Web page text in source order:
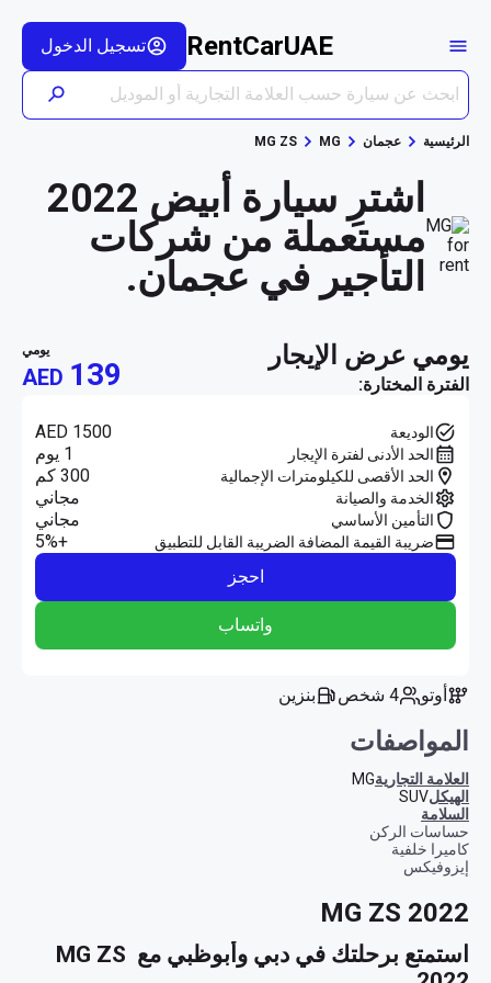
RentCarUAE تسجيل الدخول
الرئيسية عجمان MG
MG ZS
اشترِ سيارة أبيض 2022
مستعملة من شركات
التأجير في عجمان.
يومي عرض الإيجار
الفترة المختارة:
يومي
AED 139
الوديعة AED 1500
الحد الأدنى لفترة الإيجار 1 يوم
الحد الأقصى للكيلومترات الإجمالية 300 كم
الخدمة والصيانة مجاني
التأمين الأساسي مجاني
ضريبة القيمة المضافة الضريبة القابل للتطبيق
+5%
احجز
واتساب
أوتو 4 شخص بنزين
المواصفات
العلامة التجاريةMG
الهيكلSUV
السلامة
حساسات الركن
كاميرا خلفية
إيزوفيكس
MG ZS 2022
استمتع برحلتك في دبي وأبوظبي مع MG ZS